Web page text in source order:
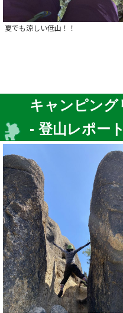
夏でも涼しい低山！！
キャンピング
- 登山レポート